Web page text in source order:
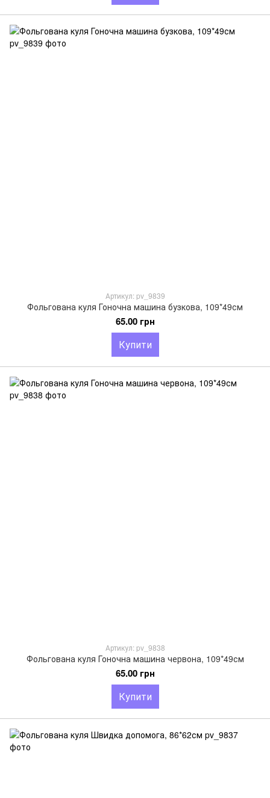
Артикул: pv_9839
Фольгована куля Гоночна машина бузкова, 109*49см
65.00 грн
Купити
Артикул: pv_9838
Фольгована куля Гоночна машина червона, 109*49см
65.00 грн
Купити